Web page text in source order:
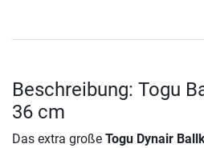
Beschreibung: Togu
36 cm
Das extra große Togu Dynair